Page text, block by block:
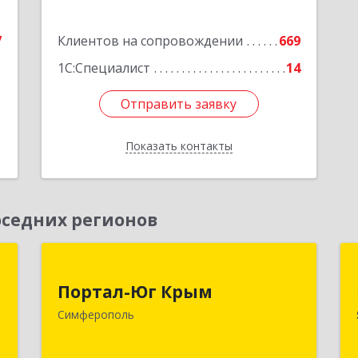
Клиентов на сопровождении
669
1С:Специалист
14
Отправить заявку
Показать контакты
Отправить заявку
Назад
регионов
Портал-Юг Крым
Симферополь
295015, Крым Респ, Симферополь г,